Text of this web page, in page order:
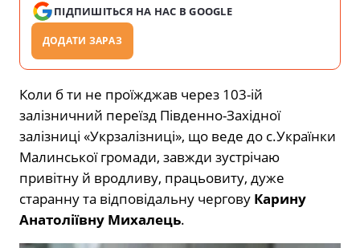
ПІДПИШІТЬСЯ НА НАС В GOOGLE
ДОДАТИ ЗАРАЗ
Коли б ти не проїжджав через 103-ій
залізничний переїзд Південно-Західної
залізниці «Укрзалізниці», що веде до с.Українки
Малинської громади, завжди зустрічаю
привітну й вродливу, працьовиту, дуже
старанну та відповідальну чергову Карину
Анатоліївну Михалець.